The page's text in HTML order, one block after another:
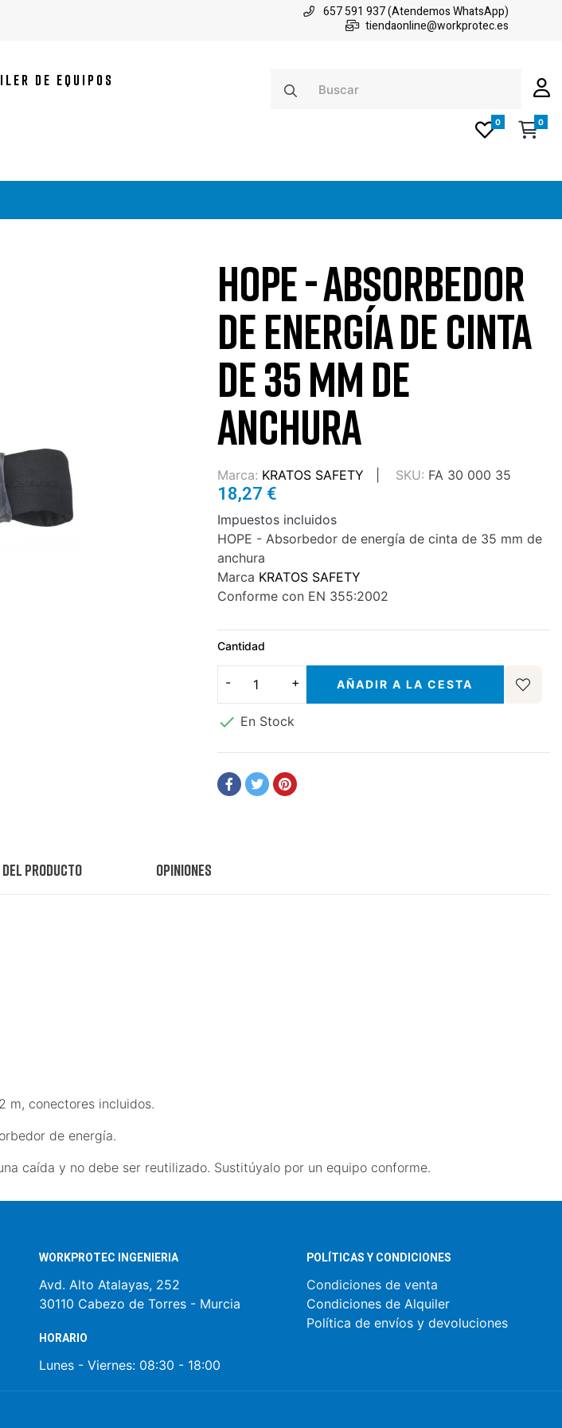
657 591 937 (Atendemos WhatsApp)
tiendaonline@workprotec.es
DE EQUIPOS
0 0
HOPE - ABSORBEDOR
DE ENERGÍA DE CINTA
DE 35 MM DE
ANCHURA
Marca: KRATOS SAFETY SKU: FA 30 000 35
18,27 €
Impuestos incluidos
HOPE - Absorbedor de energía de cinta de 35 mm de
anchura
Marca KRATOS SAFETY
Conforme con EN 355:2002
Cantidad
AÑADIR A LA CESTA
 En Stock
producto Opiniones
m, conectores incluidos.
de energía.
caída y no debe ser reutilizado. Sustitúyalo por un equipo conforme.
WORKPROTEC INGENIERIA
Avd. Alto Atalayas, 252
30110 Cabezo de Torres - Murcia
HORARIO
Lunes - Viernes: 08:30 - 18:00
POLÍTICAS Y CONDICIONES
Condiciones de venta
Condiciones de Alquiler
Política de envíos y devoluciones